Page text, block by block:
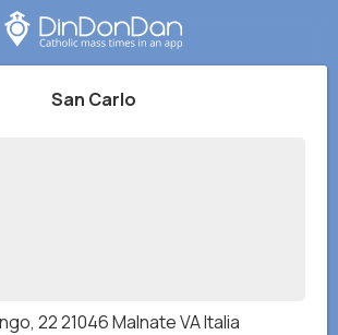
San Carlo
22 21046 Malnate VA Italia